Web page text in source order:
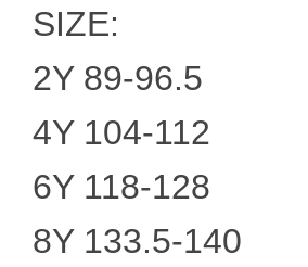
SIZE:
2Y 89-96.5
4Y 104-112
6Y 118-128
8Y 133.5-140